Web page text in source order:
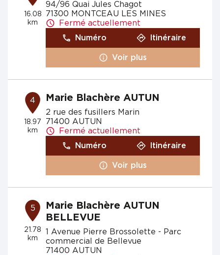
16.08
km
94/96 Quai Jules Chagot
71300 MONTCEAU LES MINES
Fermé actuellement
Numéro
Itinéraire
Voir plus
4
18.97
km
Marie Blachère AUTUN
2 rue des fusillers Marin
71400 AUTUN
Fermé actuellement
Numéro
Itinéraire
Voir plus
5
21.78
km
Marie Blachère AUTUN
BELLEVUE
1 Avenue Pierre Brossolette - Parc
commercial de Bellevue
71400 AUTUN